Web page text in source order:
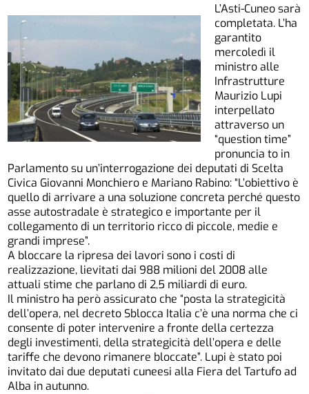
L’Asti-Cuneo sarà
completata. L’ha
garantito
mercoledì il
ministro alle
Infrastrutture
Maurizio Lupi
interpellato
attraverso un
“question time”
pronuncia to in
Parlamento su un’interrogazione dei deputati di Scelta
Civica Giovanni Monchiero e Mariano Rabino: “L’obiettivo è
quello di arrivare a una soluzione concreta perché questo
asse autostradale è strategico e importante per il
collegamento di un territorio ricco di piccole, medie e
grandi imprese”.
A bloccare la ripresa dei lavori sono i costi di
realizzazione, lievitati dai 988 milioni del 2008 alle
attuali stime che parlano di 2,5 miliardi di euro.
Il ministro ha però assicurato che “posta la strategicità
dell’opera, nel decreto Sblocca Italia c’è una norma che ci
consente di poter intervenire a fronte della certezza
degli investimenti, della strategicità dell’opera e delle
tariffe che devono rimanere bloccate”. Lupi è stato poi
invitato dai due deputati cuneesi alla Fiera del Tartufo ad
Alba in autunno.